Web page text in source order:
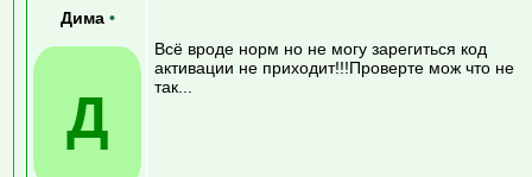
Дима •
Д
Всё вроде норм но не могу зарегиться код
активации не приходит!!!Проверте мож что не
так...